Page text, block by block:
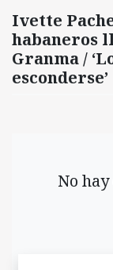
Ivette
habaneros
Granma /
esconderse’
No